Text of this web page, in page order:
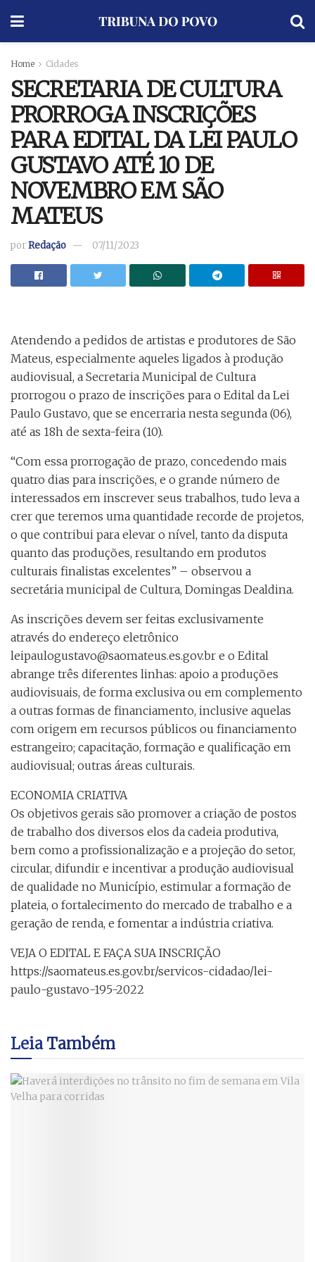
Home Cidades
SECRETARIA DE CULTURA
PRORROGA INSCRIÇÕES
PARA EDITAL DA LEI PAULO
GUSTAVO ATÉ 10 DE
NOVEMBRO EM SÃO
MATEUS
porRedação 07/11/2023
Atendendo a pedidos de artistas e produtores de São
Mateus, especialmente aqueles ligados à produção
audiovisual, a Secretaria Municipal de Cultura
prorrogou o prazo de inscrições para o Edital da Lei
Paulo Gustavo, que se encerraria nesta segunda (06),
até as 18h de sexta-feira (10).
“Com essa prorrogação de prazo, concedendo mais
quatro dias para inscrições, e o grande número de
interessados em inscrever seus trabalhos, tudo leva a
crer que teremos uma quantidade recorde de projetos,
o que contribui para elevar o nível, tanto da disputa
quanto das produções, resultando em produtos
culturais finalistas excelentes” – observou a
secretária municipal de Cultura, Domingas Dealdina.
As inscrições devem ser feitas exclusivamente
através do endereço eletrônico
leipaulogustavo@saomateus.es.gov.br e o Edital
abrange três diferentes linhas: apoio a produções
audiovisuais, de forma exclusiva ou em complemento
a outras formas de financiamento, inclusive aquelas
com origem em recursos públicos ou financiamento
estrangeiro; capacitação, formação e qualificação em
audiovisual; outras áreas culturais.
ECONOMIA CRIATIVA
Os objetivos gerais são promover a criação de postos
de trabalho dos diversos elos da cadeia produtiva,
bem como a profissionalização e a projeção do setor,
circular, difundir e incentivar a produção audiovisual
de qualidade no Município, estimular a formação de
plateia, o fortalecimento do mercado de trabalho e a
geração de renda, e fomentar a indústria criativa.
VEJA O EDITAL E FAÇA SUA INSCRIÇÃO
https://saomateus.es.gov.br/servicos-cidadao/lei-
paulo-gustavo-195-2022
LeiaTambém